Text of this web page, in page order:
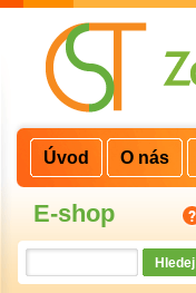
E-shop
Úvod O nás